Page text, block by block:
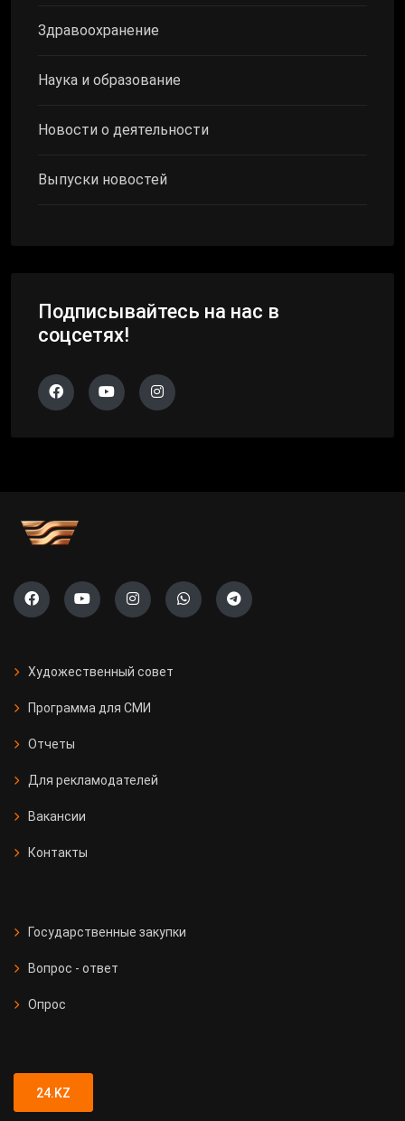
Здравоохранение
Наука и образование
Новости о деятельности
Выпуски новостей
Подписывайтесь на нас в
соцсетях!
Художественный совет
Программа для СМИ
Отчеты
Для рекламодателей
Вакансии
Контакты
Государственные закупки
Вопрос - ответ
Опрос
24.KZ